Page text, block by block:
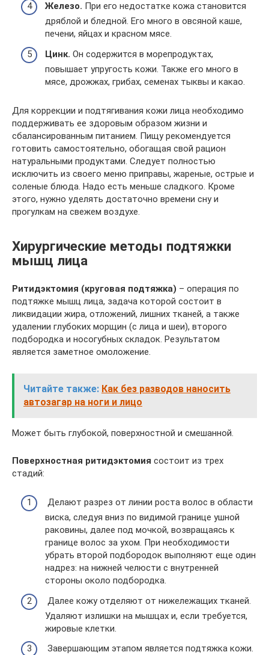
Железо. При его недостатке кожа становится
дряблой и бледной. Его много в овсяной каше,
печени, яйцах и красном мясе.
Цинк. Он содержится в морепродуктах,
повышает упругость кожи. Также его много в
мясе, дрожжах, грибах, семенах тыквы и какао.
Для коррекции и подтягивания кожи лица необходимо
поддерживать ее здоровым образом жизни и
сбалансированным питанием. Пищу рекомендуется
готовить самостоятельно, обогащая свой рацион
натуральными продуктами. Следует полностью
исключить из своего меню приправы, жареные, острые и
соленые блюда. Надо есть меньше сладкого. Кроме
этого, нужно уделять достаточно времени сну и
прогулкам на свежем воздухе.
Хирургические методы подтяжки
мышц лица
Ритидэктомия (круговая подтяжка) – операция по
подтяжке мышц лица, задача которой состоит в
ликвидации жира, отложений, лишних тканей, а также
удалении глубоких морщин (с лица и шеи), второго
подбородка и носогубных складок. Результатом
является заметное омоложение.
Читайте также: Как без разводов наносить
автозагар на ноги и лицо
Может быть глубокой, поверхностной и смешанной.
Поверхностная ритидэктомия состоит из трех
стадий:
Делают разрез от линии роста волос в области
виска, следуя вниз по видимой границе ушной
раковины, далее под мочкой, возвращаясь к
границе волос за ухом. При необходимости
убрать второй подбородок выполняют еще один
надрез: на нижней челюсти с внутренней
стороны около подбородка.
Далее кожу отделяют от нижележащих тканей.
Удаляют излишки на мышцах и, если требуется,
жировые клетки.
Завершающим этапом является подтяжка кожи.